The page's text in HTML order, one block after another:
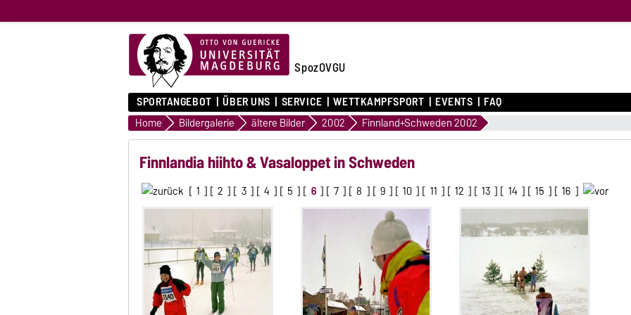
SpozOVGU
SPORTANGEBOT ÜBER UNS SERVICE WETTKAMPFSPORT EVENTS FAQ
Home Bildergalerie ältere Bilder 2002 Finnland+Schweden 2002
Finnlandia hiihto & Vasaloppet in Schweden
[ 1 ] [ 2 ] [ 3 ] [ 4 ] [ 5 ] [ 6 ] [ 7 ] [ 8 ] [ 9 ] [ 10 ] [ 11 ] [ 12 ] [ 13 ] [ 14 ] [ 15 ] [ 16 ]